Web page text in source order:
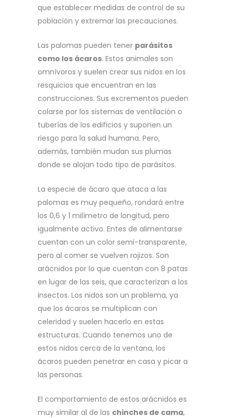
que establecer medidas de control de su
población y extremar las precauciones.
Las palomas pueden tener parásitos
como los ácaros. Estos animales son
omnívoros y suelen crear sus nidos en los
resquicios que encuentran en las
construcciones. Sus excrementos pueden
colarse por los sistemas de ventilación o
tuberías de los edificios y suponen un
riesgo para la salud humana. Pero,
además, también mudan sus plumas
donde se alojan todo tipo de parásitos.
La especie de ácaro que ataca a las
palomas es muy pequeño, rondará entre
los 0,6 y 1 milímetro de longitud, pero
igualmente activo. Entes de alimentarse
cuentan con un color semi-transparente,
pero al comer se vuelven rojizos. Son
arácnidos por lo que cuentan con 8 patas
en lugar de las seis, que caracterizan a los
insectos. Los nidos son un problema, ya
que los ácaros se multiplican con
celeridad y suelen hacerlo en estas
estructuras. Cuando tenemos uno de
estos nidos cerca de la ventana, los
ácaros pueden penetrar en casa y picar a
las personas.
El comportamiento de estos arácnidos es
muy similar al de las chinches de cama,